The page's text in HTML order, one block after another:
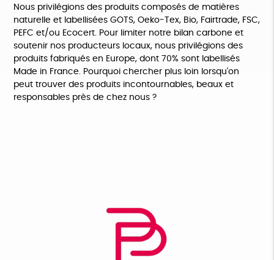
Nous privilégions des produits composés de matières
naturelle et labellisées GOTS, Oeko-Tex, Bio, Fairtrade, FSC,
PEFC et/ou Ecocert. Pour limiter notre bilan carbone et
soutenir nos producteurs locaux, nous privilégions des
produits fabriqués en Europe, dont 70% sont labellisés
Made in France. Pourquoi chercher plus loin lorsqu'on
peut trouver des produits incontournables, beaux et
responsables près de chez nous ?